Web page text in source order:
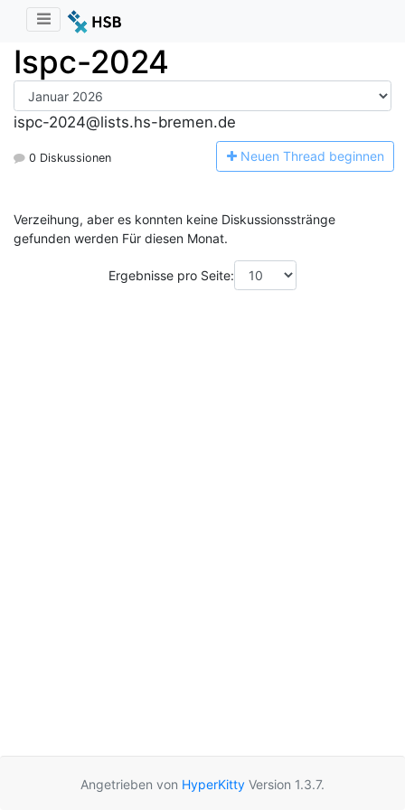
Ispc-2024
ispc-2024@lists.hs-bremen.de
0 Diskussionen Neuen Thread beginnen
Verzeihung, aber es konnten keine Diskussionsstränge
gefunden werden Für diesen Monat.
Ergebnisse pro Seite:
Angetrieben von HyperKitty Version 1.3.7.